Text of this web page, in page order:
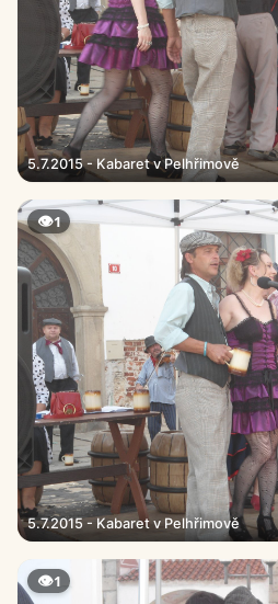
5.7.2015 - Kabaret v Pelhřimově
5.7.2015 - Kabaret v Pelhřimově
👁1
👁1